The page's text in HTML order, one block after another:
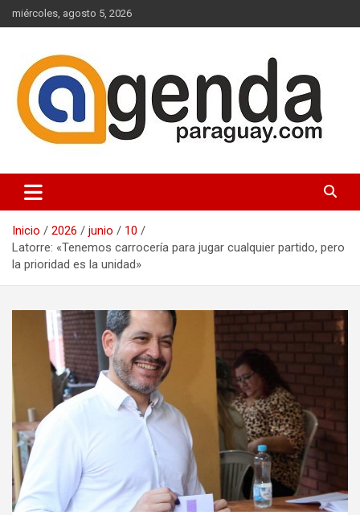
Saltar
al
miércoles, agosto 5, 2026
Agenda Paraguay
Inicio 2026 junio
10
Latorre: «Tenemos carrocería para jugar cualquier partido, pero
la prioridad es la unidad»